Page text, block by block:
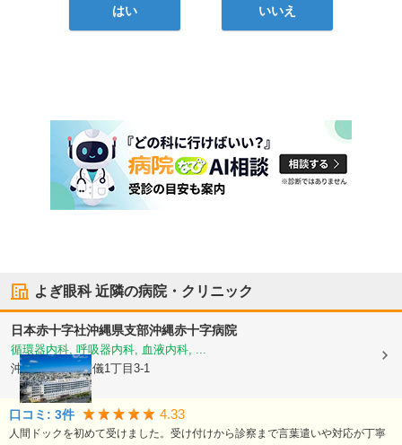
はい いいえ
よぎ眼科近隣の病院・クリニック
日本赤十字社沖縄県支部沖縄赤十字病院
循環器内科, 呼吸器内科, 血液内科, ...
沖縄県那覇市与儀1丁目3-1
口コミ: 3件 4.33
人間ドックを初めて受けました。受け付けから診察まで言葉遣いや対応が丁寧